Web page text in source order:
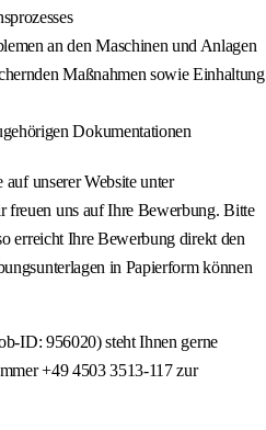
an den Maschinen und Anlagen
Maßnahmen sowie Einhaltung
Dokumentationen
unserer Website unter
uns auf Ihre Bewerbung. Bitte
erreicht Ihre Bewerbung direkt den
in Papierform können
ID: 956020) steht Ihnen gerne
+49 4503 3513-117 zur